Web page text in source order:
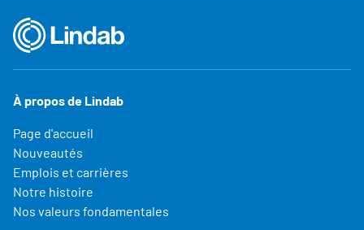
À propos de Lindab
Page d'accueil
Nouveautés
Emplois et carrières
Notre histoire
Nos valeurs fondamentales